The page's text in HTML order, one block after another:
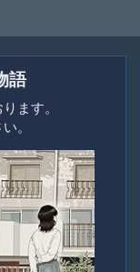
語
ます。
。